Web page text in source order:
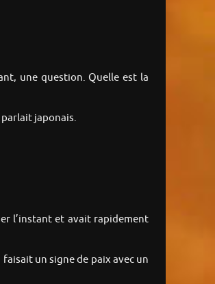
une question. Quelle est la
japonais.
l’instant et avait rapidement
un signe de paix avec un